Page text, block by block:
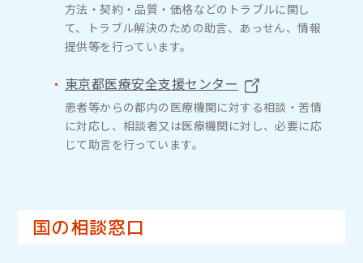
方法・契約・品質・価格などのトラブルに関し
て、トラブル解決のための助言、あっせん、情報
提供等を行っています。
東京都医療安全支援センター
患者等からの都内の医療機関に対する相談・苦情
に対応し、相談者又は医療機関に対し、必要に応
じて助言を行っています。
国の相談窓口